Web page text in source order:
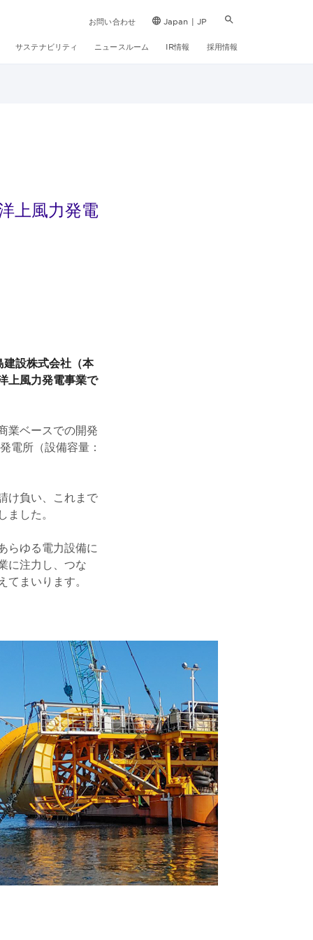
お問い合わせ Japan | JP
サステナビリティ ニュースルーム IR情報 採用情報
上風力発電
設株式会社（本
上風力発電事業で
業ベースでの開発
電所（設備容量：
け負い、これまで
した。
らゆる電力設備に
に注力し、つな
まいります。